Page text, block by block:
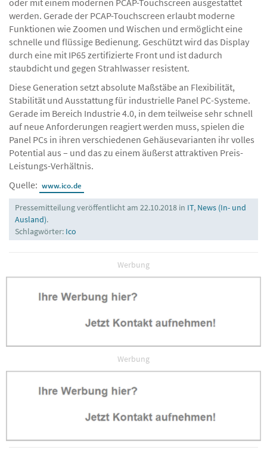
oder mit einem modernen PCAP-Touchscreen ausgestattet
werden. Gerade der PCAP-Touchscreen erlaubt moderne
Funktionen wie Zoomen und Wischen und ermöglicht eine
schnelle und flüssige Bedienung. Geschützt wird das Display
durch eine mit IP65 zertifizierte Front und ist dadurch
staubdicht und gegen Strahlwasser resistent.
Diese Generation setzt absolute Maßstäbe an Flexibilität,
Stabilität und Ausstattung für industrielle Panel PC-Systeme.
Gerade im Bereich Industrie 4.0, in dem teilweise sehr schnell
auf neue Anforderungen reagiert werden muss, spielen die
Panel PCs in ihren verschiedenen Gehäusevarianten ihr volles
Potential aus – und das zu einem äußerst attraktiven Preis-
Leistungs-Verhältnis.
Quelle: www.ico.de
Pressemitteilung veröffentlicht am 22.10.2018 in IT, News (In- und
Ausland).
Schlagwörter: Ico
Werbung
Werbung